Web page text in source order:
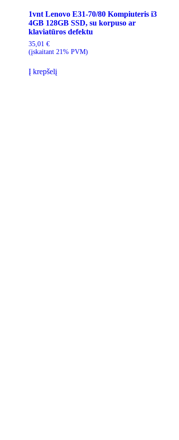
1vnt Lenovo E31-70/80 Kompiuteris i3
4GB 128GB SSD, su korpuso ar
klaviatūros defektu
35,01 €
(įskaitant 21% PVM)
Į krepšelį